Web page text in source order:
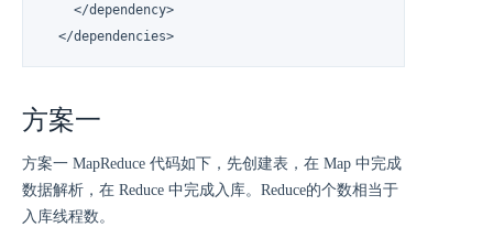
    </dependency>
  </dependencies>
方案一
方案一 MapReduce 代码如下，先创建表，在 Map 中完成
数据解析，在 Reduce 中完成入库。Reduce的个数相当于
入库线程数。